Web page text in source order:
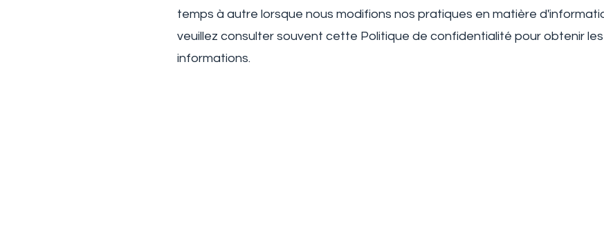
temps à autre lorsque nous modifions nos pratiques en matière
veuillez consulter souvent cette Politique de confidentialité pour obtenir
informations.